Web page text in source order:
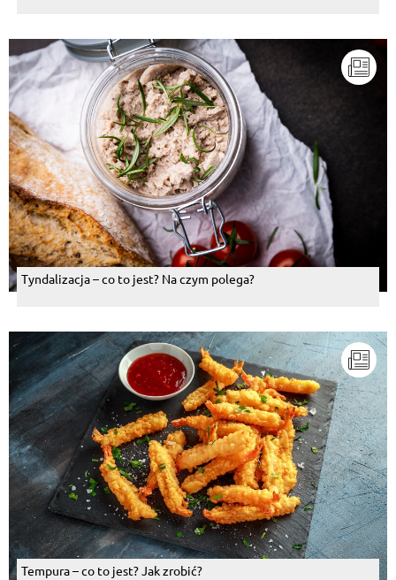
Tyndalizacja – co to jest? Na czym polega?
Tempura – co to jest? Jak zrobić?